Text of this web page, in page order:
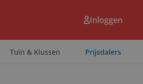
Inloggen
Tuin & Klussen Prijsdalers